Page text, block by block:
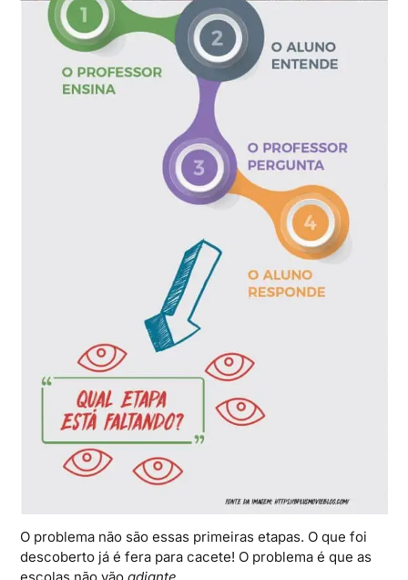
O problema não são essas primeiras etapas. O que foi
descoberto já é fera para cacete! O problema é que as